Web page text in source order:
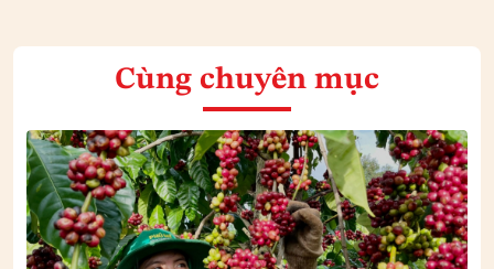
Cùng chuyên mục